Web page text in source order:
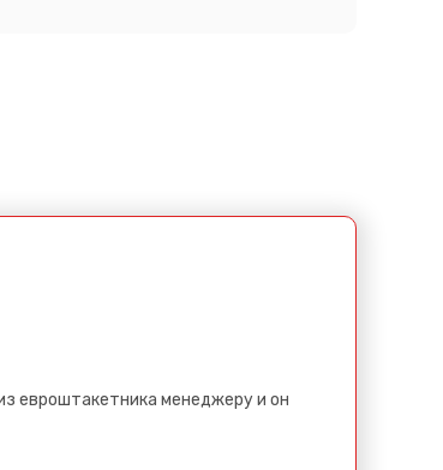
евроштакетника менеджеру и он